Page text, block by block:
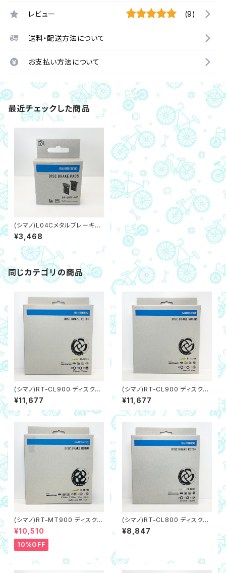
レビュー (9)
送料・配送方法について
お支払い方法について
最近チェックした商品
(シマノ)L04Cメタルブレーキパ
ッド,フィン付き（ネコポス対象商
品）
¥3,468
同じカテゴリの商品
(シマノ)RT-CL900 ディスクブ
レーキローター 140mm（センタ
ーロック内セレーション）
¥11,677
(シマノ)RT-CL900 ディスクブ
レーキローター 160mm（センタ
ーロック内セレーション）
¥11,677
(シマノ)RT-MT900 ディスクブ
レーキローター 140mm（センタ
ーロック内セレーション）
¥10,510
10%OFF
(シマノ)RT-CL800 ディスクブ
レーキローター 140mm（センタ
ーロック内セレーション）
¥8,847